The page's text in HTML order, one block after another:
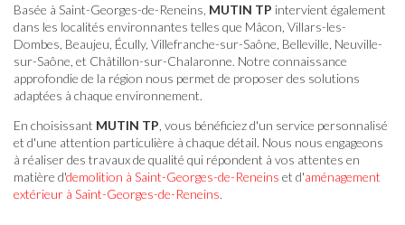
Basée à Saint-Georges-de-Reneins, MUTIN TP intervient également
dans les localités environnantes telles que Mâcon, Villars-les-
Dombes, Beaujeu, Écully, Villefranche-sur-Saône, Belleville, Neuville-
sur-Saône, et Châtillon-sur-Chalaronne. Notre connaissance
approfondie de la région nous permet de proposer des solutions
adaptées à chaque environnement.
En choisissant MUTIN TP , vous bénéficiez d'un service personnalisé
et d'une attention particulière à chaque détail. Nous nous engageons
à réaliser des travaux de qualité qui répondent à vos attentes en
matière d'demolition à Saint-Georges-de-Reneins et d'aménagement
extérieur à Saint-Georges-de-Reneins.